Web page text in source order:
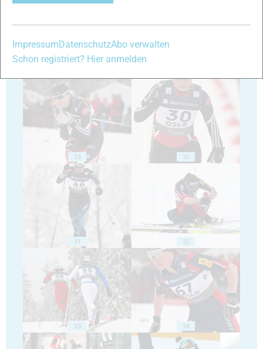
29 30
31 32
33 34
ImpressumDatenschutzAbo verwalten
Schon registriert? Hier anmelden